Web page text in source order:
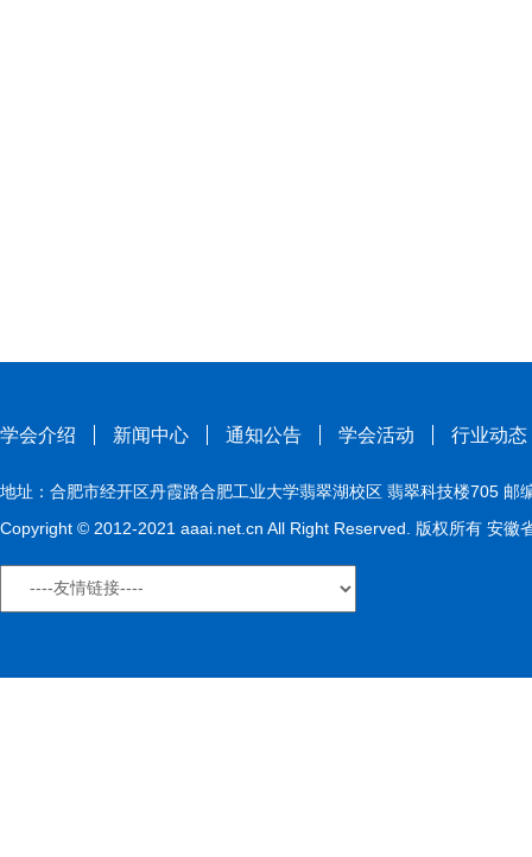
学会介绍 新闻中心 通知公告 学会活动 行业动态
地址：合肥市经开区丹霞路合肥工业大学翡翠湖校区 翡翠科技楼705
Copyright © 2012-2021 aaai.net.cn All Right Reserved. 版权所有 安徽